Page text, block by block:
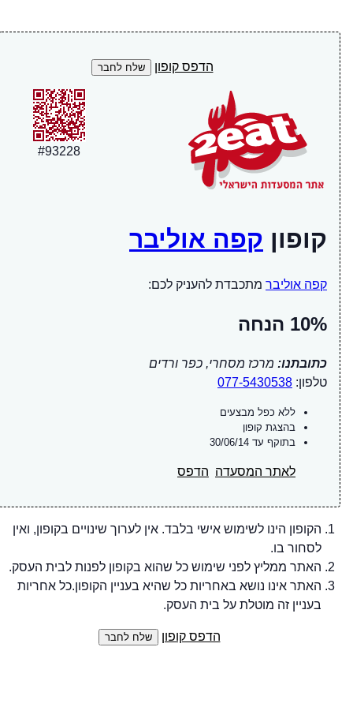
הדפס קופון
#93228
קופון קפה אוליבר
קפה אוליבר מתכבדת להעניק לכם:
10% הנחה
כתובתנו: מרכז מסחרי, כפר ורדים
טלפון: 077-5430538
ללא כפל מבצעים
בהצגת קופון
בתוקף עד 30/06/14
לאתר המסעדה הדפס
הקופון הינו לשימוש אישי בלבד. אין לערוך שינויים בקופון, ואין
לסחור בו.
האתר ממליץ לפני שימוש כל שהוא בקופון לפנות לבית העסק.
האתר אינו נושא באחריות כל שהיא בעניין הקופון.כל אחריות
בעניין זה מוטלת על בית העסק.
הדפס קופון